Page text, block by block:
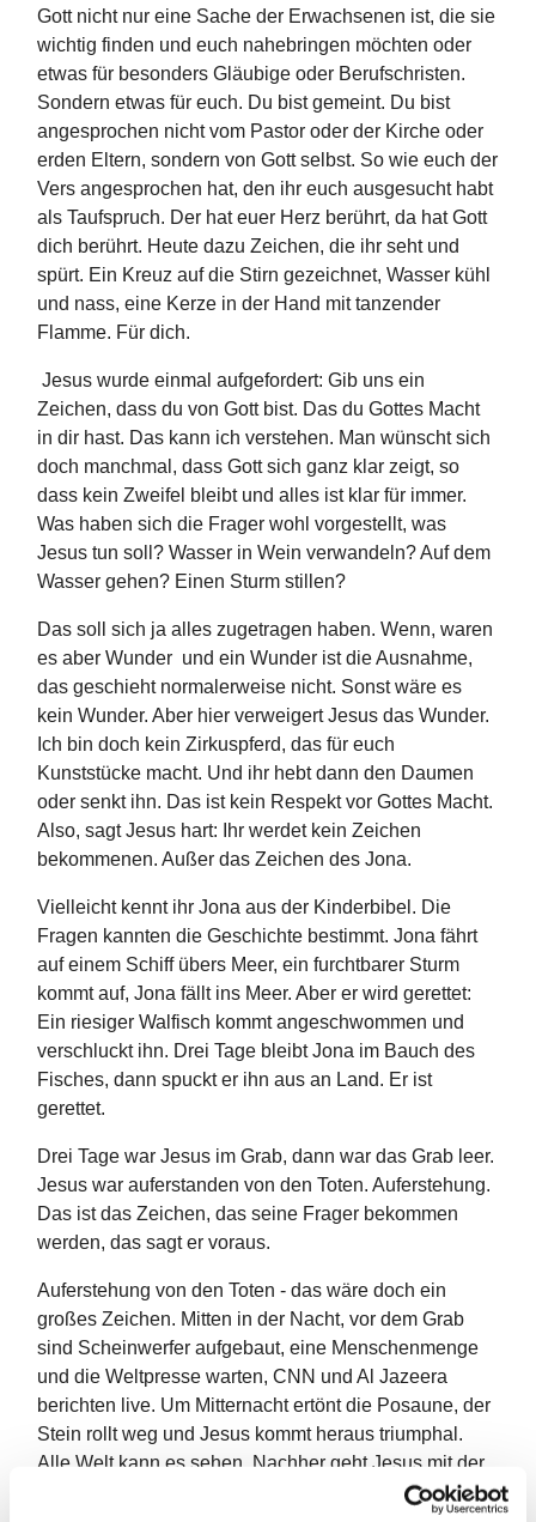
Gott nicht nur eine Sache der Erwachsenen ist, die sie
wichtig finden und euch nahebringen möchten oder
etwas für besonders Gläubige oder Berufschristen.
Sondern etwas für euch. Du bist gemeint. Du bist
angesprochen nicht vom Pastor oder der Kirche oder
erden Eltern, sondern von Gott selbst. So wie euch der
Vers angesprochen hat, den ihr euch ausgesucht habt
als Taufspruch. Der hat euer Herz berührt, da hat Gott
dich berührt. Heute dazu Zeichen, die ihr seht und
spürt. Ein Kreuz auf die Stirn gezeichnet, Wasser kühl
und nass, eine Kerze in der Hand mit tanzender
Flamme. Für dich.
Jesus wurde einmal aufgefordert: Gib uns ein
Zeichen, dass du von Gott bist. Das du Gottes Macht
in dir hast. Das kann ich verstehen. Man wünscht sich
doch manchmal, dass Gott sich ganz klar zeigt, so
dass kein Zweifel bleibt und alles ist klar für immer.
Was haben sich die Frager wohl vorgestellt, was
Jesus tun soll? Wasser in Wein verwandeln? Auf dem
Wasser gehen? Einen Sturm stillen?
Das soll sich ja alles zugetragen haben. Wenn, waren
es aber Wunder und ein Wunder ist die Ausnahme,
das geschieht normalerweise nicht. Sonst wäre es
kein Wunder. Aber hier verweigert Jesus das Wunder.
Ich bin doch kein Zirkuspferd, das für euch
Kunststücke macht. Und ihr hebt dann den Daumen
oder senkt ihn. Das ist kein Respekt vor Gottes Macht.
Also, sagt Jesus hart: Ihr werdet kein Zeichen
bekommenen. Außer das Zeichen des Jona.
Vielleicht kennt ihr Jona aus der Kinderbibel. Die
Fragen kannten die Geschichte bestimmt. Jona fährt
auf einem Schiff übers Meer, ein furchtbarer Sturm
kommt auf, Jona fällt ins Meer. Aber er wird gerettet:
Ein riesiger Walfisch kommt angeschwommen und
verschluckt ihn. Drei Tage bleibt Jona im Bauch des
Fisches, dann spuckt er ihn aus an Land. Er ist
gerettet.
Drei Tage war Jesus im Grab, dann war das Grab leer.
Jesus war auferstanden von den Toten. Auferstehung.
Das ist das Zeichen, das seine Frager bekommen
werden, das sagt er voraus.
Auferstehung von den Toten - das wäre doch ein
großes Zeichen. Mitten in der Nacht, vor dem Grab
sind Scheinwerfer aufgebaut, eine Menschenmenge
und die Weltpresse warten, CNN und Al Jazeera
berichten live. Um Mitternacht ertönt die Posaune, der
Stein rollt weg und Jesus kommt heraus triumphal.
Alle Welt kann es sehen. Nachher geht Jesus mit der
Familie und den Jüngerinnen zum Osterfrühstück und